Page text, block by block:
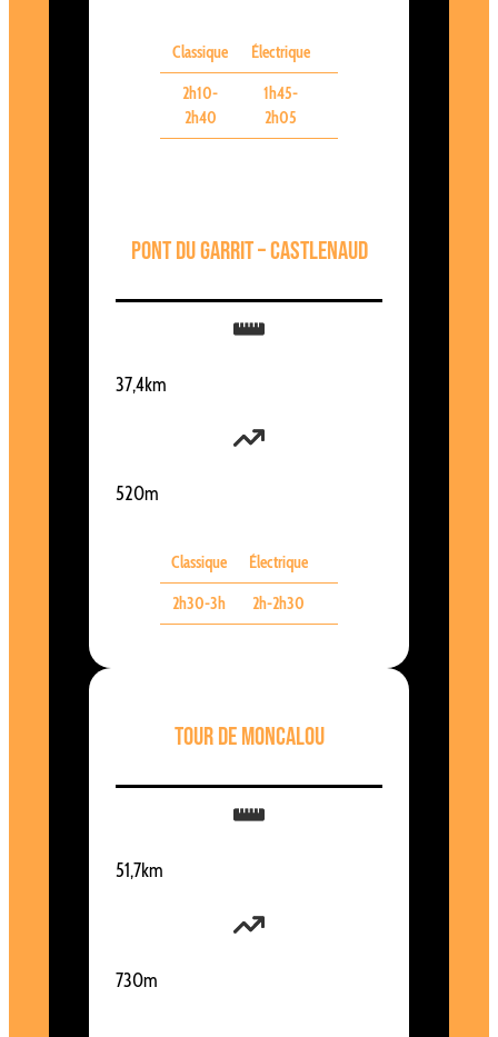
Classique Électrique
2h10-
2h40
1h45-
2h05
Pont du Garrit – Castlenaud
37,4km
520m
Classique Électrique
2h30-3h 2h-2h30
Tour de Moncalou
51,7km
730m